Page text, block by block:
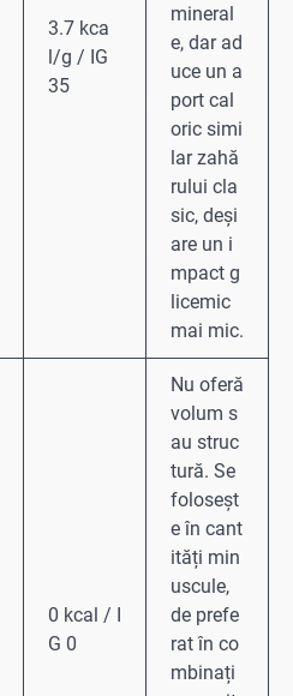
3.7 kca
l/g / IG
35
mineral
e, dar ad
uce un a
port cal
oric simi
lar zahă
rului cla
sic, deși
are un i
mpact g
licemic
mai mic.
0 kcal / I
G 0
Nu oferă
volum s
au struc
tură. Se
foloseșt
e în cant
ități min
uscule,
de prefe
rat în co
mbinați